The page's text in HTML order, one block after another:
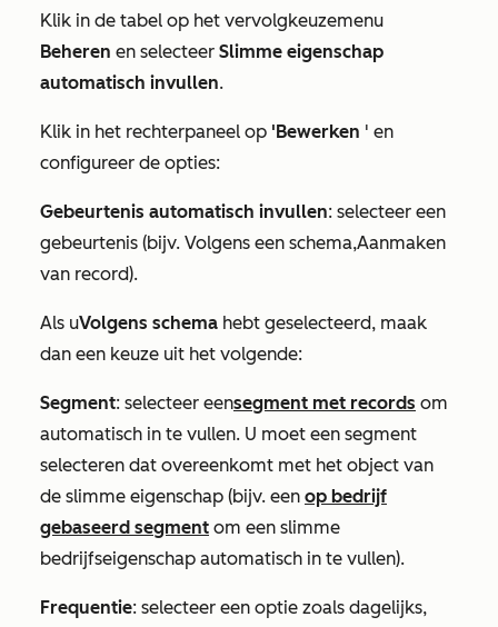
Klik in de tabel op het vervolgkeuzemenu
Beheren en selecteer Slimme eigenschap
automatisch invullen.
Klik in het rechterpaneel op 'Bewerken ' en
configureer de opties:
Gebeurtenis automatisch invullen: selecteer een
gebeurtenis (bijv. Volgens een schema,Aanmaken
van record).
Als uVolgens schema hebt geselecteerd, maak
dan een keuze uit het volgende:
Segment: selecteer eensegment met records om
automatisch in te vullen. U moet een segment
selecteren dat overeenkomt met het object van
de slimme eigenschap (bijv. een op bedrijf
gebaseerd segment om een slimme
bedrijfseigenschap automatisch in te vullen).
Frequentie: selecteer een optie zoals dagelijks,